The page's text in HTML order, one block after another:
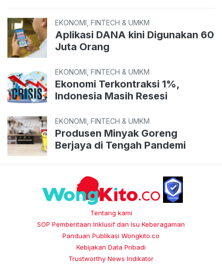
EKONOMI, FINTECH & UMKM
Aplikasi DANA kini Digunakan 60
Juta Orang
EKONOMI, FINTECH & UMKM
Ekonomi Terkontraksi 1%,
Indonesia Masih Resesi
EKONOMI, FINTECH & UMKM
Produsen Minyak Goreng
Berjaya di Tengah Pandemi
Tentang kami
SOP Pemberitaan Inklusif dan Isu Keberagaman
Panduan Publikasi Wongkito.co
Kebijakan Data Pribadi
Trustworthy News Indikator